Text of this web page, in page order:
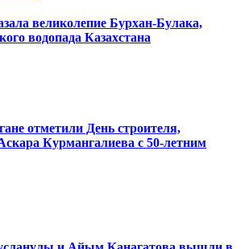
великолепие Бурхан-Булака,
водопада Казахстана
отметили День строителя,
Курмангалиева с 50-летним